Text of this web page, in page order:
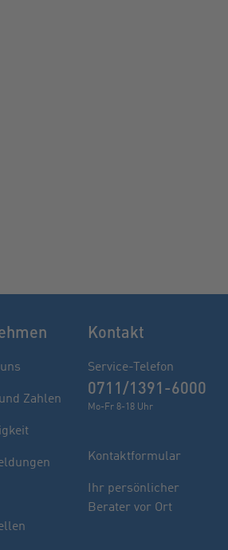
Ihren Berater
Fragen oder möchten sich
lassen.
Zahlen
Kontakt
Service-Telefon
0711/1391-6000
Mo-Fr 8-18 Uhr
Kontaktformular
Ihr persönlicher
Berater vor Ort